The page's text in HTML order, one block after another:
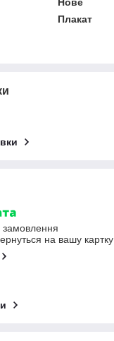
Плакат
замовлення
на вашу картку